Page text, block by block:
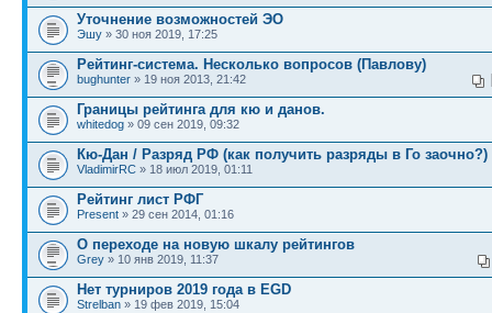
Уточнение возможностей ЭО
Эшу » 30 ноя 2019, 17:25
Рейтинг-система. Несколько вопросов (Павлову)
bughunter » 19 ноя 2013, 21:42
Границы рейтинга для кю и данов.
whitedog » 09 сен 2019, 09:32
Кю-Дан / Разряд РФ (как получить разряды в Го заочно?)
VladimirRC » 18 июл 2019, 01:11
Рейтинг лист РФГ
Present » 29 сен 2014, 01:16
О переходе на новую шкалу рейтингов
Grey » 10 янв 2019, 11:37
Нет турниров 2019 года в EGD
Strelban » 19 фев 2019, 15:04